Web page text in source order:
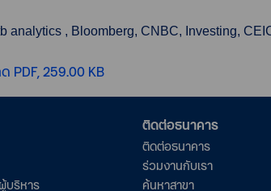
analytics , Bloomberg, CNBC, Investing,
PDF, 259.00 KB
บริหาร
ติดต่อธนาคาร
ติดต่อธนาคาร
ร่วมงานกับเรา
ค้นหาสาขา